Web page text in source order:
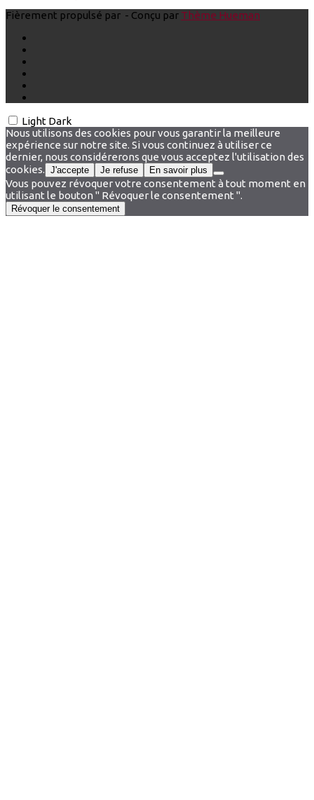
Fièrement propulsé par - Conçu par Thème Hueman
Light Dark
Nous utilisons des cookies pour vous garantir la meilleure
expérience sur notre site. Si vous continuez à utiliser ce
dernier, nous considérerons que vous acceptez l'utilisation des
cookies. J'accepte Je refuse En savoir plus
Vous pouvez révoquer votre consentement à tout moment en
utilisant le bouton " Révoquer le consentement ".
Révoquer le consentement